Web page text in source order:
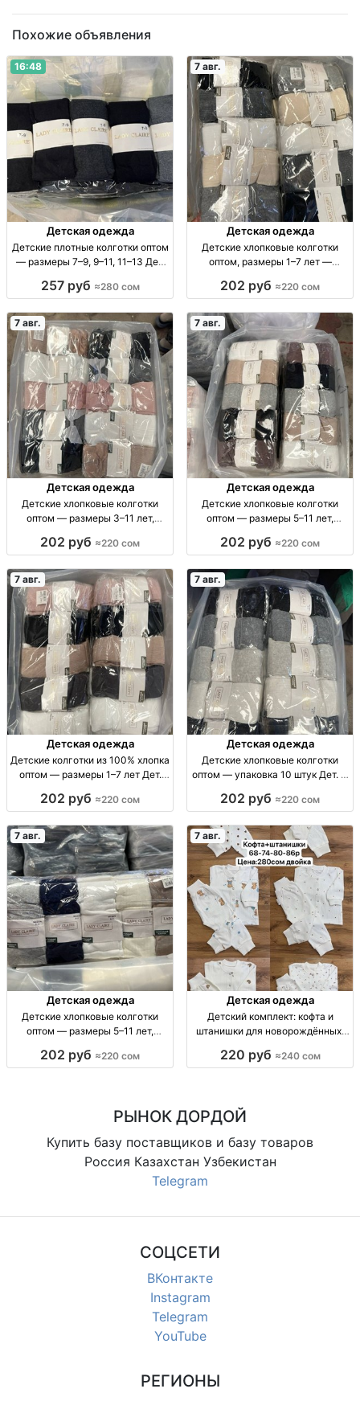
Похожие объявления
16:48
Детская одежда
Детские плотные колготки оптом
— размеры 7–9, 9–11, 11–13 Дет.
9–11, 11–13, уп. 10 шт., 280 сом.
257 руб ≈280 сом
7 авг.
Детская одежда
Детские хлопковые колготки
оптом, размеры 1–7 лет —
колготки, р-ры 1–3, 3–5, 5–7 лет,
202 руб ≈220 сом
7 авг.
Детская одежда
Детские хлопковые колготки
оптом — размеры 3–11 лет,
колготки оптом, р-ры 3–11 лет,
202 руб ≈220 сом
7 авг.
Детская одежда
Детские хлопковые колготки
оптом — размеры 5–11 лет,
колготки, р-р 5–7, 7–9, 9–11 лет,
202 руб ≈220 сом
7 авг.
Детская одежда
Детские колготки из 100% хлопка
оптом — размеры 1–7 лет Дет.
лет, уп. 10 шт.
202 руб ≈220 сом
7 авг.
Детская одежда
Детские хлопковые колготки
оптом — упаковка 10 штук Дет. х/
лет, уп. 10 шт.
202 руб ≈220 сом
7 авг.
Детская одежда
Детские хлопковые колготки
оптом — размеры 5–11 лет,
колготки, р-ры 5–7, 7–9, 9–11 лет,
202 руб ≈220 сом
7 авг.
Детская одежда
Детский комплект: кофта и
штанишки для новорождённых,
комплект 2 пр.: кофта + штаны, р-
220 руб ≈240 сом
РЫНОК ДОРДОЙ
Купить базу поставщиков и базу товаров
Россия Казахстан Узбекистан
Telegram
СОЦСЕТИ
ВКонтакте
Instagram
Telegram
YouTube
РЕГИОНЫ